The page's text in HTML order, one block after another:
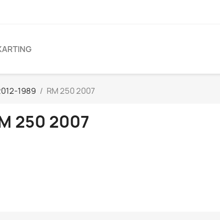
1989 RM 250 2007
250 2007